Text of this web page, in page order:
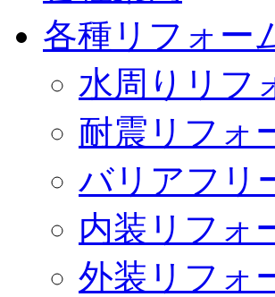
各種リフォー
水周りリフ
耐震リフォ
バリアフリ
内装リフォ
外装リフォ